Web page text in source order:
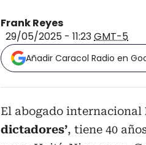
Frank Reyes
29/05/2025 - 11:23GMT-5
Añadir Caracol Radio en
El abogado internacional
dictadores’, tiene 40